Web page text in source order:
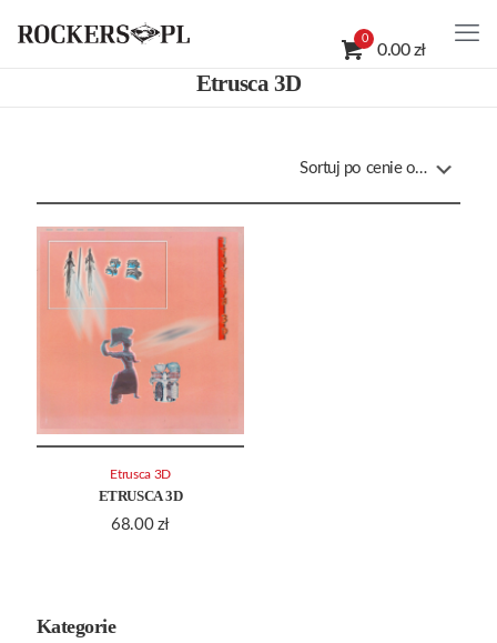
0
0.00 zł
Etrusca 3D
ETRUSCA 3D
68.00 zł
Etrusca 3D
Kategorie